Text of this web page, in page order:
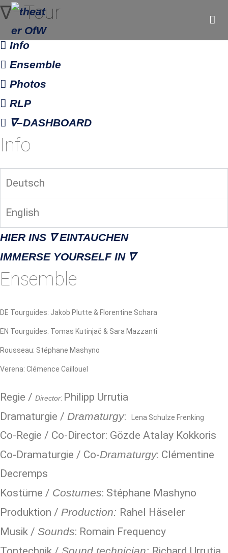
Skip
to
content
∇–Tour
Info
Ensemble
Photos
RLP
∇–DASHBOARD
Info
Deutsch
English
HIER INS ∇ EINTAUCHEN
IMMERSE YOURSELF IN ∇
Ensemble
DE Tourguides: Jakob Plutte & Florentine Schara
EN Tourguides: Tomas Kutinjač & Sara Mazzanti
Rousseau: Stéphane Mashyno
Verena: Clémence Caillouel
Regie / Director: Philipp Urrutia
Dramaturgie / Dramaturgy: Lena Schulze Frenking
Co-Regie / Co-Director: Gözde Atalay Kokkoris
Co-Dramaturgie / Co-Dramaturgy: Clémentine
Decremps
Kostüme / Costumes: Stéphane Mashyno
Produktion / Production: Rahel Häseler
Musik / Sounds: Romain Frequency